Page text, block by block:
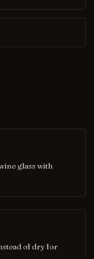
glass with
of dry for